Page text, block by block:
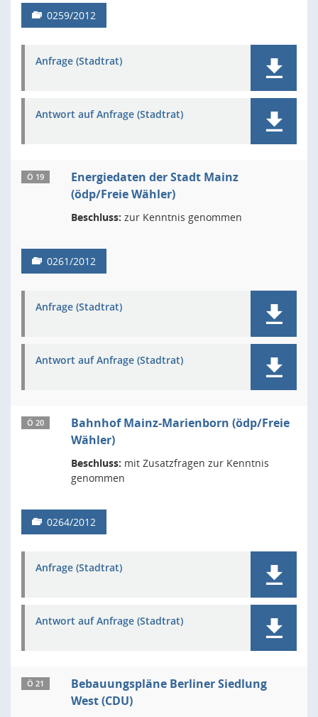
0259/2012
Anfrage (Stadtrat)
Antwort auf Anfrage (Stadtrat)
Ö 19
Energiedaten der Stadt Mainz
(ödp/Freie Wähler)
Beschluss: zur Kenntnis genommen
0261/2012
Anfrage (Stadtrat)
Antwort auf Anfrage (Stadtrat)
Ö 20
Bahnhof Mainz-Marienborn (ödp/Freie
Wähler)
Beschluss: mit Zusatzfragen zur Kenntnis
genommen
0264/2012
Anfrage (Stadtrat)
Antwort auf Anfrage (Stadtrat)
Ö 21
Bebauungspläne Berliner Siedlung
West (CDU)